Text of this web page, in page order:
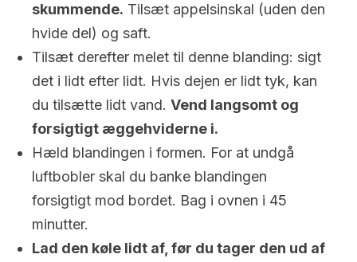
skummende. Tilsæt appelsinskal (uden den
hvide del) og saft.
Tilsæt derefter melet til denne blanding: sigt
det i lidt efter lidt. Hvis dejen er lidt tyk, kan
du tilsætte lidt vand. Vend langsomt og
forsigtigt æggehviderne i.
Hæld blandingen i formen. For at undgå
luftbobler skal du banke blandingen
forsigtigt mod bordet. Bag i ovnen i 45
minutter.
Lad den køle lidt af, før du tager den ud af